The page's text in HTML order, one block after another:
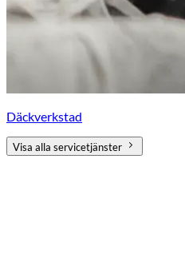
Däckverkstad
Visa alla servicetjänster